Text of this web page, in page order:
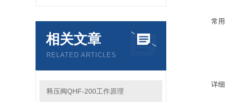
相关文章
RELATED ARTICLES
释压阀QHF-200工作原理
常
详